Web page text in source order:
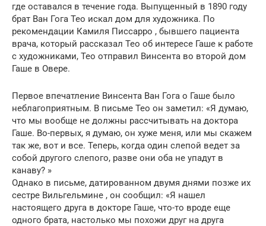
где оставался в течение года. Выпущенный в 1890 году
брат Ван Гога Тео искал дом для художника. По
рекомендации Камиля Писсарро , бывшего пациента
врача, который рассказал Тео об интересе Гаше к работе
с художниками, Тео отправил Винсента во второй дом
Гаше в Овере.
Первое впечатление Винсента Ван Гога о Гаше было
неблагоприятным. В письме Тео он заметил: «Я думаю,
что мы вообще не должны рассчитывать на доктора
Гаше. Во-первых, я думаю, он хуже меня, или мы скажем
так же, вот и все. Теперь, когда один слепой ведет за
собой другого слепого, разве они оба не упадут в
канаву? »
Однако в письме, датированном двумя днями позже их
сестре Вильгельмине , он сообщил: «Я нашел
настоящего друга в докторе Гаше, что-то вроде еще
одного брата, настолько мы похожи друг на друга